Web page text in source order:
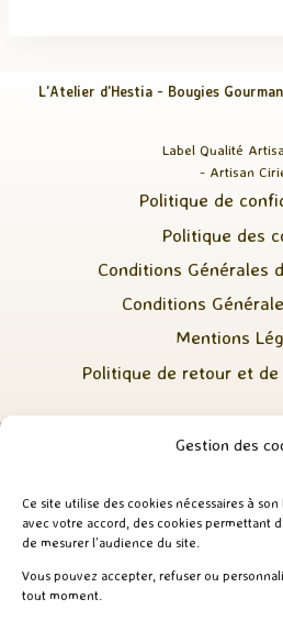
Gestion des
Ce site utilise des cookies nécessaires à
avec votre accord, des cookies permettant
de mesurer l’audience du site.
Vous pouvez accepter, refuser ou
tout moment.
L'Atelier d'Hestia - Bougies
Label Qualité
- Artisan
Politique de
Politique des
Conditions Générales
Conditions
Mentions
Politique de retour et
Expédition rapide depuis la